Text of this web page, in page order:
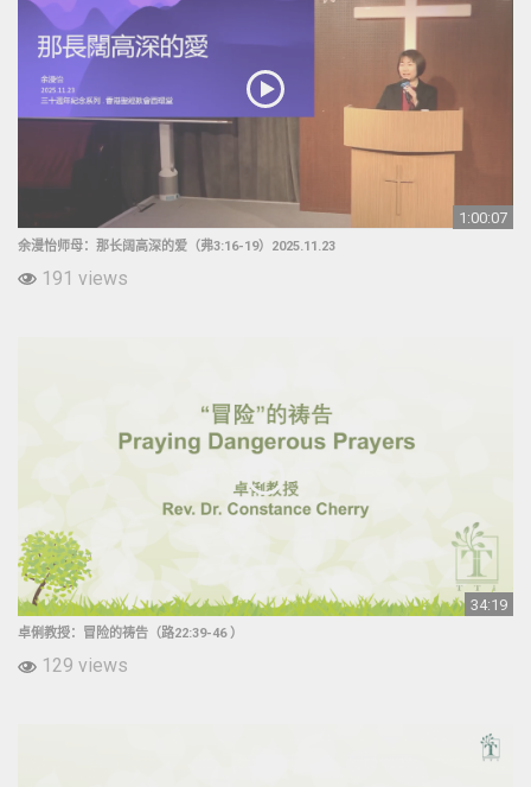
1:00:07
余漫怡师母：那长阔高深的爱（弗3:16-19）2025.11.23
191 views
34:19
卓俐教授：冒险的祷告（路22:39-46 ​）
129 views